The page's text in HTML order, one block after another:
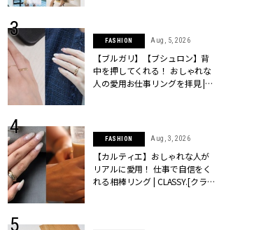
FASHION Aug, 5, 2026
【ブルガリ】【ブシュロン】背
中を押してくれる！ おしゃれな
人の愛用お仕事リングを拝見 |
FASHION Aug, 3, 2026
【カルティエ】おしゃれな人が
リアルに愛用！ 仕事で自信をく
れる相棒リング | CLASSY.[クラッ